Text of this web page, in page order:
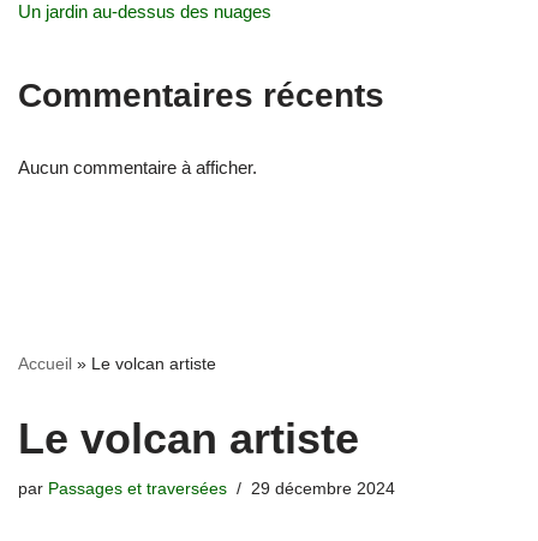
Un jardin au-dessus des nuages
Commentaires récents
Aucun commentaire à afficher.
Accueil » Le volcan artiste
Le volcan artiste
par Passages et traversées 29 décembre 2024